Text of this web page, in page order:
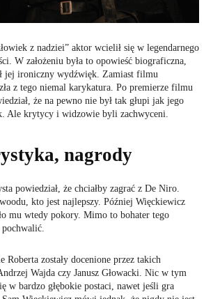
z nadziei” aktor wcielił się w legendarnego
W założeniu była to opowieść biograficzna,
jej ironiczny wydźwięk. Zamiast filmu
z tego niemal karykatura. Po premierze filmu
że na pewno nie był tak głupi jak jego
Ale krytycy i widzowie byli zachwyceni.
nagrody
powiedział, że chciałby zagrać z De Niro.
kto jest najlepszy. Później Więckiewicz
mu wtedy pokory. Mimo to bohater tego
pochwalić.
Roberta zostały docenione przez takich
Wajda czy Janusz Głowacki. Nic w tym
w bardzo głębokie postaci, nawet jeśli gra